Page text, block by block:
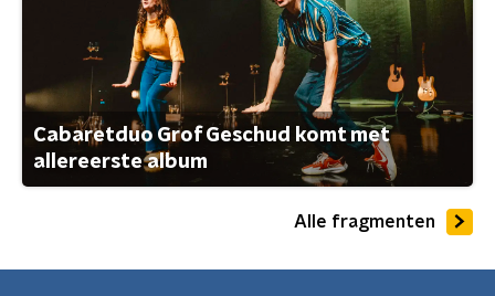
Cabaretduo Grof Geschud komt met
allereerste album
Alle fragmenten